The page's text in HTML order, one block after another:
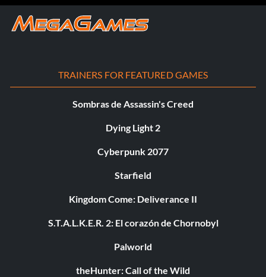
TRAINERS FOR FEATURED GAMES
Sombras de Assassin's Creed
Dying Light 2
Cyberpunk 2077
Starfield
Kingdom Come: Deliverance II
S.T.A.L.K.E.R. 2: El corazón de Chornobyl
Palworld
theHunter: Call of the Wild